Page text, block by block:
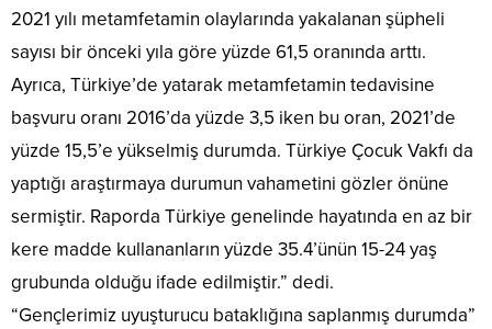
2021 yılı metamfetamin olaylarında yakalanan şüpheli
sayısı bir önceki yıla göre yüzde 61,5 oranında arttı.
Ayrıca, Türkiye’de yatarak metamfetamin tedavisine
başvuru oranı 2016’da yüzde 3,5 iken bu oran, 2021’de
yüzde 15,5’e yükselmiş durumda. Türkiye Çocuk Vakfı da
yaptığı araştırmaya durumun vahametini gözler önüne
sermiştir. Raporda Türkiye genelinde hayatında en az bir
kere madde kullananların yüzde 35.4’ünün 15-24 yaş
grubunda olduğu ifade edilmiştir.” dedi.
“Gençlerimiz uyuşturucu bataklığına saplanmış durumda”